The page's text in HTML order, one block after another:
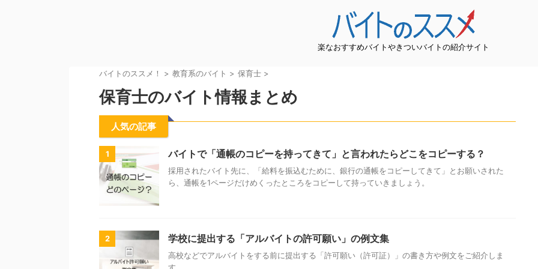
楽なおすすめバイトやきついバイトの紹介サイト
バイトのススメ！ > 教育系のバイト > 保育士 >
保育士のバイト情報まとめ
人気の記事
1 バイトで「通帳のコピーを持ってきて」と言われたらどこをコピーする？
採用されたバイト先に、「給料を振込むために、銀行の通帳をコピーしてきて」とお願いされた
ら、通帳を1ページだけめくったところをコピーして持っていきましょう。
2 学校に提出する「アルバイトの許可願い」の例文集
高校などでアルバイトをする前に提出する「許可願い（許可証）」の書き方や例文をご紹介しま